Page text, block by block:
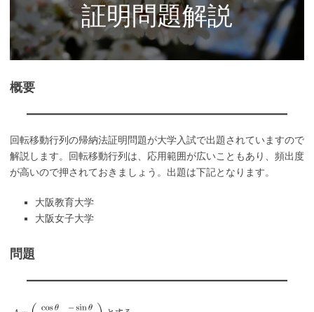
証明問題解説
概要
回転移動行列の帰納法証明問題が大学入試で出題されていますので
解説します。回転移動行列は、応用範囲が広いこともあり、頻出度
が高いので押されておきましょう。出題は下記となります。
大阪教育大学
大阪女子大学
問題